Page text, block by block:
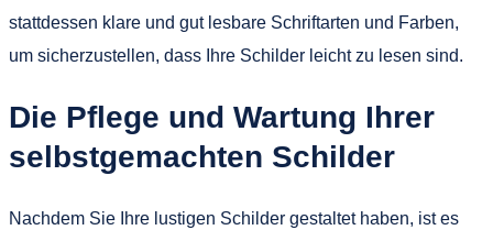
stattdessen klare und gut lesbare Schriftarten und Farben,
um sicherzustellen, dass Ihre Schilder leicht zu lesen sind.
Die Pflege und Wartung Ihrer
selbstgemachten Schilder
Nachdem Sie Ihre lustigen Schilder gestaltet haben, ist es